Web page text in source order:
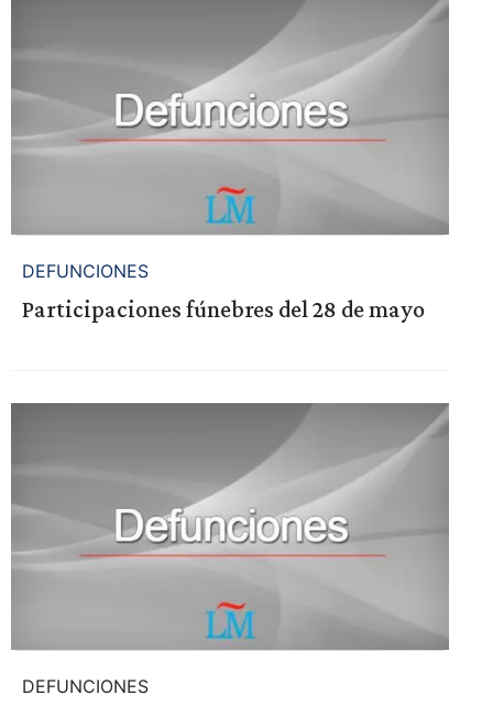
DEFUNCIONES
Participaciones fúnebres del 28 de mayo
DEFUNCIONES